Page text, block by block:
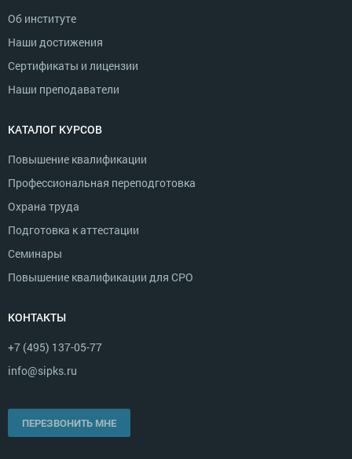
Об институте
Наши достижения
Сертификаты и лицензии
Наши преподаватели
КАТАЛОГ КУРСОВ
Повышение квалификации
Профессиональная переподготовка
Охрана труда
Подготовка к аттестации
Семинары
Повышение квалификации для СРО
КОНТАКТЫ
+7 (495) 137-05-77
info@sipks.ru
ПЕРЕЗВОНИТЬ МНЕ